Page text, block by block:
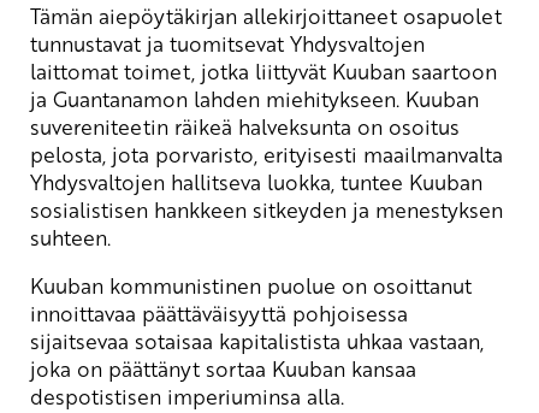
Tämän aiepöytäkirjan allekirjoittaneet osapuolet
tunnustavat ja tuomitsevat Yhdysvaltojen
laittomat toimet, jotka liittyvät Kuuban saartoon
ja Guantanamon lahden miehitykseen. Kuuban
suvereniteetin räikeä halveksunta on osoitus
pelosta, jota porvaristo, erityisesti maailmanvalta
Yhdysvaltojen hallitseva luokka, tuntee Kuuban
sosialistisen hankkeen sitkeyden ja menestyksen
suhteen.
Kuuban kommunistinen puolue on osoittanut
innoittavaa päättäväisyyttä pohjoisessa
sijaitsevaa sotaisaa kapitalistista uhkaa vastaan,
joka on päättänyt sortaa Kuuban kansaa
despotistisen imperiuminsa alla.